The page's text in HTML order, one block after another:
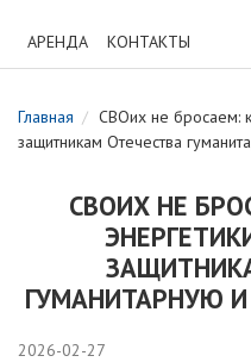
АРЕНДА КОНТАКТЫ
Главная
СВОих не бросаем:
защитникам Отечества
СВОИХ НЕ
ГУМАНИТАРНУЮ
2026-02-27